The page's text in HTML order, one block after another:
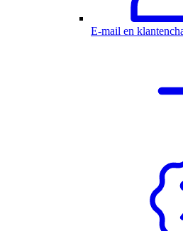
E-mail en